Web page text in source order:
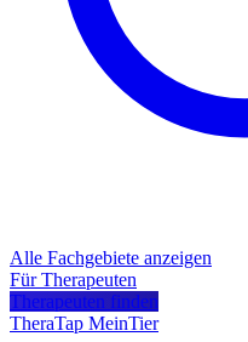
Alle Fachgebiete anzeigen
Für Therapeuten
Therapeuten finden
TheraTap MeinTier